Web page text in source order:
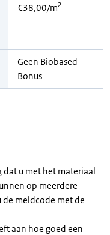
€38,00/m2
Geen Biobased
Bonus
u met het materiaal
op meerdere
meldcode met de
aan hoe goed een